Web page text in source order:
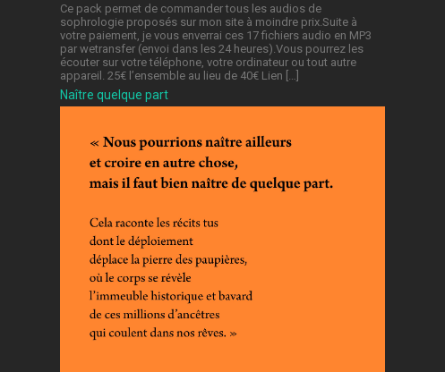
Ce pack permet de commander tous les audios de
sophrologie proposés sur mon site à moindre prix.Suite à
votre paiement, je vous enverrai ces 17 fichiers audio en MP3
par wetransfer (envoi dans les 24 heures).Vous pourrez les
écouter sur votre téléphone, votre ordinateur ou tout autre
appareil. 25€ l’ensemble au lieu de 40€ Lien […]
Naître quelque part